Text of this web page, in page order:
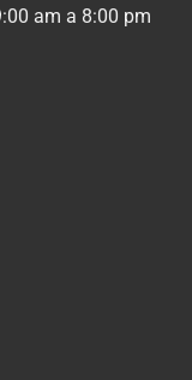
am a 8:00 pm